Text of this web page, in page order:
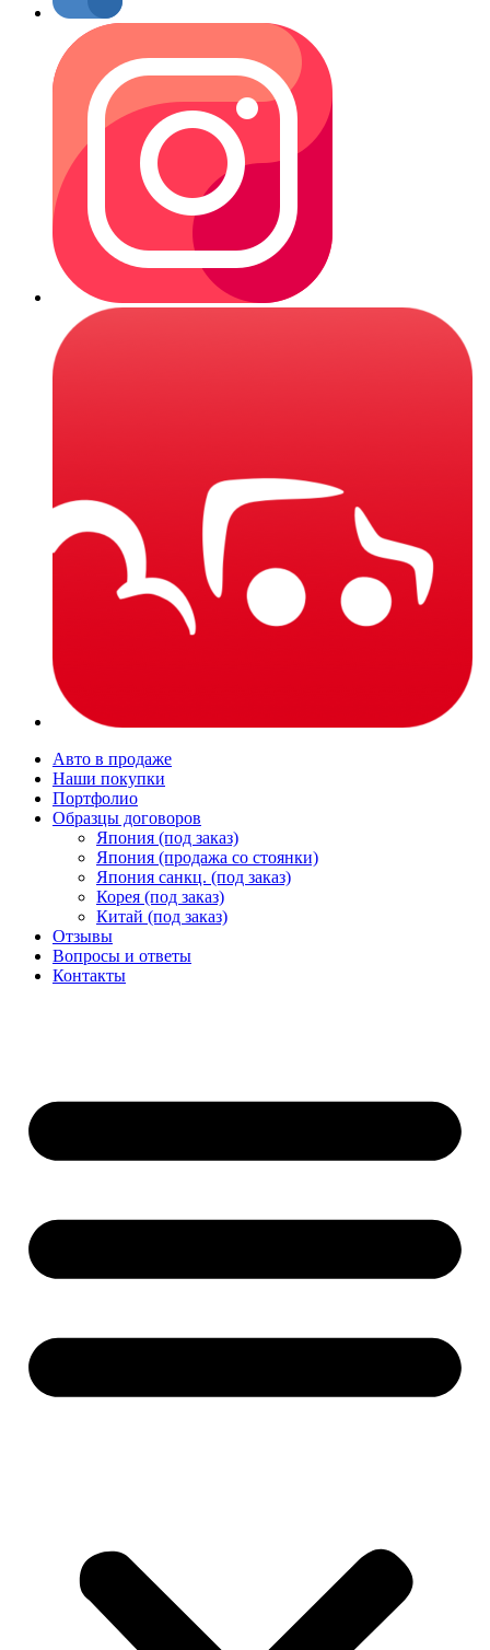
Авто в продаже
Наши покупки
Портфолио
Образцы договоров
Япония (под заказ)
Япония (продажа со стоянки)
Япония санкц. (под заказ)
Корея (под заказ)
Китай (под заказ)
Отзывы
Вопросы и ответы
Контакты